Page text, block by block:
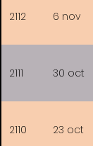
2112 6 nov
2111 30 oct
2110 23 oct